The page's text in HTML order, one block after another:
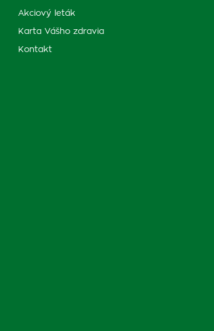
Akciový leták
Karta Vášho zdravia
Kontakt